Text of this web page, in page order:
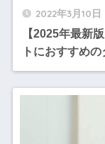
2022年3月10日
【2025年最新
トにおすすめ